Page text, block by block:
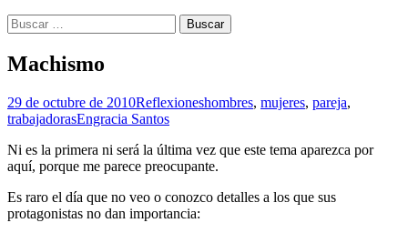
Buscar:
Machismo
29 de octubre de 2010Reflexioneshombres, mujeres, pareja,
trabajadorasEngracia Santos
Ni es la primera ni será la última vez que este tema aparezca por
aquí, porque me parece preocupante.
Es raro el día que no veo o conozco detalles a los que sus
protagonistas no dan importancia: